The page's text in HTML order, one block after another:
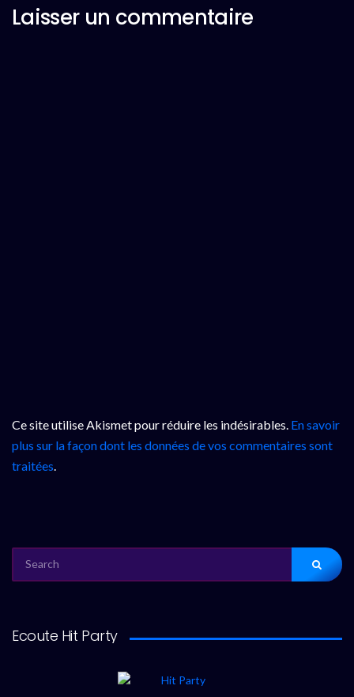
Laisser un commentaire
Ce site utilise Akismet pour réduire les indésirables. En savoir
plus sur la façon dont les données de vos commentaires sont
traitées.
FOR:
Ecoute Hit Party